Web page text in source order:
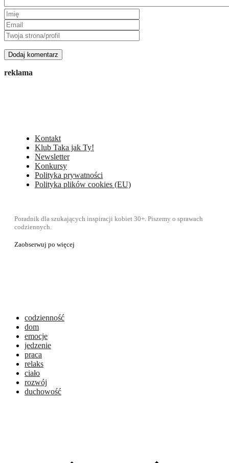
reklama
Kontakt
Klub Taka jak Ty!
Newsletter
Konkursy
Polityka prywatności
Polityka plików cookies (EU)
Poradnik dla szukających inspiracji kobiet 30+. Piszemy o sprawach
codziennych.
Zaobserwuj po więcej
codzienność
dom
emocje
jedzenie
praca
relaks
ciało
rozwój
duchowość